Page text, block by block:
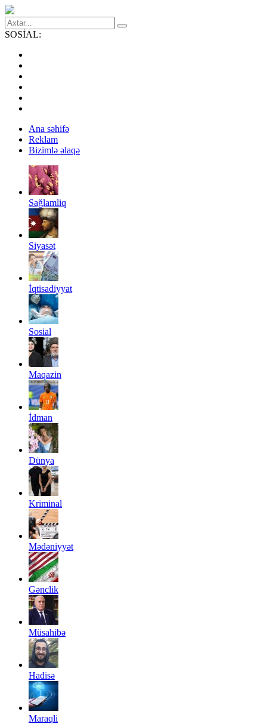
SOSİAL:
Ana səhifə
Reklam
Bizimlə əlaqə
Sağlamliq
Siyasət
İqtisadiyyat
Sosial
Maqazin
İdman
Dünya
Kriminal
Mədəniyyət
Gənclik
Müsahibə
Hadisə
Maraqli